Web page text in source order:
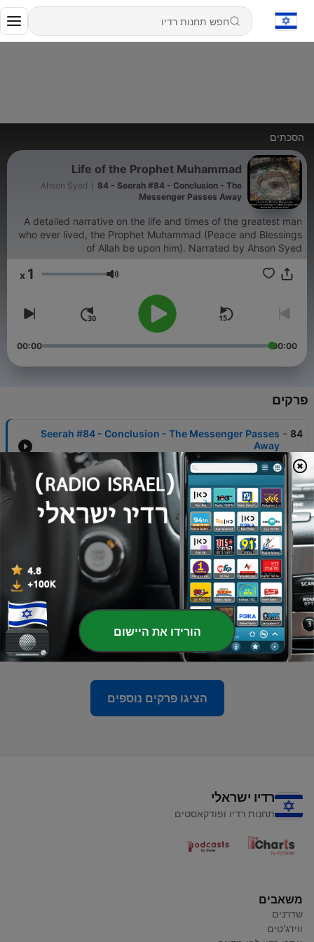
הסכתים
Life of the Prophet Muhammad
Ahson Syed
84 - Seerah #84 - Conclusion - The
Messenger Passes Away
A detailed narrative on the life and times of the greatest man
who ever lived, the Prophet Muhammad (Peace and Blessings
of Allah be upon him). Narrated by Ahson Syed
עוצמת שמע 1
00:00
00:00
פרקים
84
-
Seerah #84 - Conclusion - The Messenger Passes
Away
17 פבר' 2020
83
-
Seerah #83 - The Farewell Hajj
17 פבר' 2020
82
Seerah #82 - The Delegation of Najran
17 פבר' 2020
81
Seerah #81 - The Emergence of Musaylimah Al-
Kadhab
80
-
Seerah #80 - Exposure of the Hypocrites
17 פבר' 2020
הציגו פרקים נוספים
רדיו ישראלי
תחנות רדיו ופודקאסטים
משאבים
שדרנים
ווידג'טים
הורידו את היישום